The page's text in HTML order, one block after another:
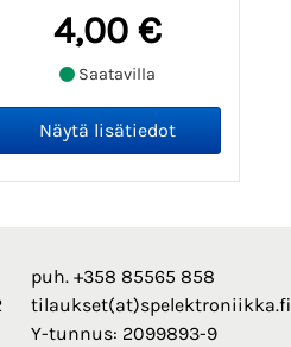
4,00 €
Saatavilla
puh. +358 85565 858
tilaukset(at)spelektroniikka.fi
Y-tunnus: 2099893-9